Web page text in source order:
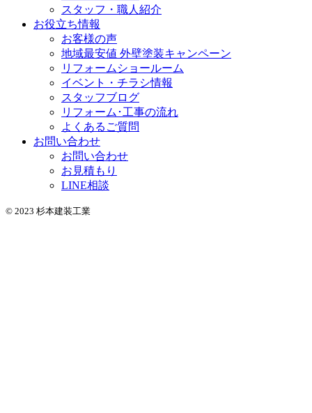
スタッフ・職人紹介
お役立ち情報
お客様の声
地域最安値 外壁塗装キャンペーン
リフォームショールーム
イベント・チラシ情報
スタッフブログ
リフォーム･工事の流れ
よくあるご質問
お問い合わせ
お問い合わせ
お見積もり
LINE相談
© 2023 杉本建装工業